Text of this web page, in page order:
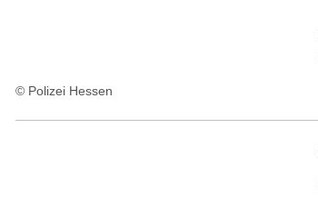
© Polizei Hessen